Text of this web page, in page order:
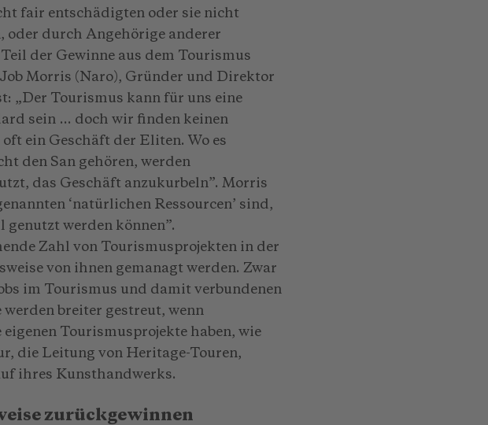
fair entschädigten oder sie nicht
durch Angehörige anderer
der Gewinne aus dem Tourismus
Morris (Naro), Gründer und Direktor
„Der Tourismus kann für uns eine
sein … doch wir finden keinen
ein Geschäft der Eliten. Wo es
den San gehören, werden
das Geschäft anzukurbeln”. Morris
‘natürlichen Ressourcen’ sind,
genutzt werden können”.
Zahl von Tourismusprojekten in der
von ihnen gemanagt werden. Zwar
im Tourismus und damit verbundenen
breiter gestreut, wenn
Tourismusprojekte haben, wie
die Leitung von Heritage-Touren,
ihres Kunsthandwerks.
zurückgewinnen